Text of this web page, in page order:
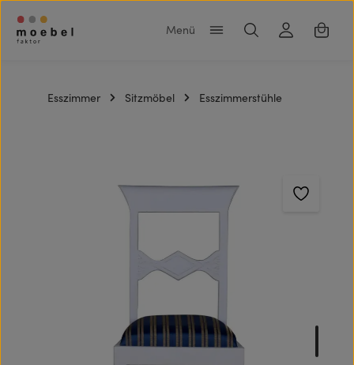
Zum Hauptinhalt springen
Esszimmer Sitzmöbel Esszimmerstühle